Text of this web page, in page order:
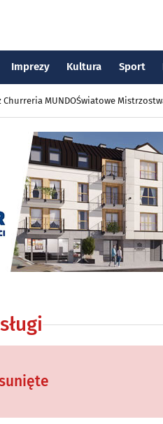
Imprezy Kultura Sport
Churreria MUNDOŚwiatowe